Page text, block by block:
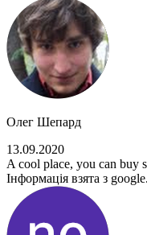
Олег Шепард
13.09.2020
A cool place, you can buy
Інформація взята з